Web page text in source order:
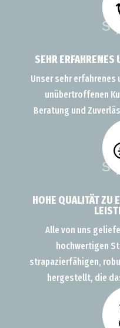
SEHR
Unser sehr
unübertroffenen
Beratung und
HOHE QUALITÄT ZU
Alle von uns
hochwertigen
strapazierfähigen,
hergestellt, die